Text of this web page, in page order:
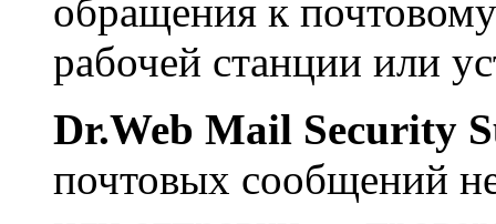
обращения к
рабочей станции или
Dr.Web Mail Security
почтовых сообщений